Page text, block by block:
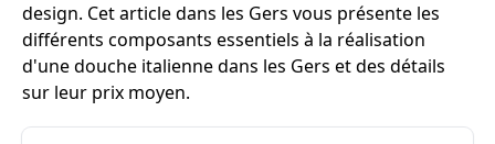
design. Cet article dans les Gers vous présente les
différents composants essentiels à la réalisation
d'une douche italienne dans les Gers et des détails
sur leur prix moyen.